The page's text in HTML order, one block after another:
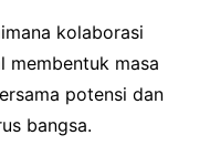
kolaborasi
membentuk masa
potensi dan
bangsa.